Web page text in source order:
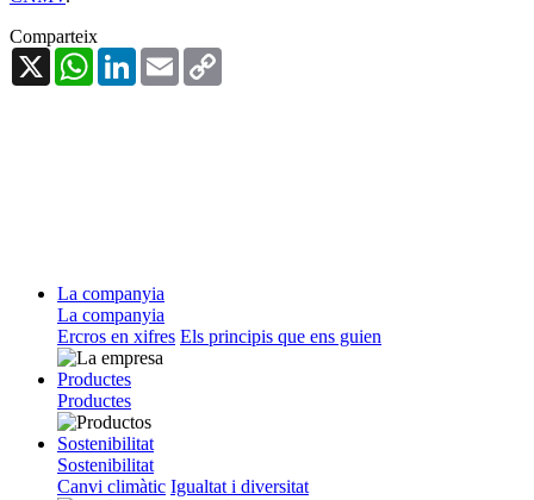
Comparteix
X
WhatsAppLinkedInEmail
La companyia
La companyia
Ercros en xifres Els principis que ens guien
Productes
Productes
Sostenibilitat
Sostenibilitat
Canvi climàtic Igualtat i diversitat